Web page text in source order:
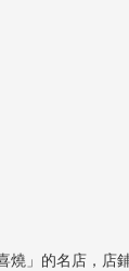
燒」的名店，店